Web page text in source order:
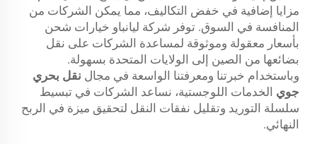
مزايا إضافية في خفض التكاليف، مما يمكن الشركات من
المنافسة في السوق. توفر شركة ليانباو خيارات شحن
بأسعار معقولة وموثوقة لمساعدة الشركات على نقل
بضائعها من الصين إلى الولايات المتحدة بسهولة.
وباستخدام خبرتنا ومعرفتنا الواسعة في مجال نقل بحري
جوي الخدمات اللوجستية، نساعد الشركات في تبسيط
سلسلة التوريد وتقليل نفقات النقل لتحقيق ميزة في الربح
النهائي.